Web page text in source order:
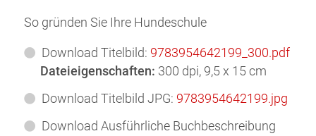
So gründen Sie Ihre Hundeschule
Download Titelbild: 9783954642199_300.pdf
Dateieigenschaften: 300 dpi, 9,5 x 15 cm
Download Titelbild JPG: 9783954642199.jpg
Download Ausführliche Buchbeschreibung